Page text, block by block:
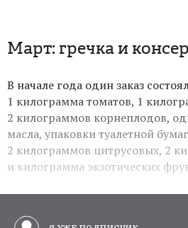
Март: гречка и
В начале года один заказ
1 килограмма томатов, 1
2 килограммов корнеплодов,
масла, упаковки туалетной
2 килограммов цитрусовых, 2
и килограмма экзотических